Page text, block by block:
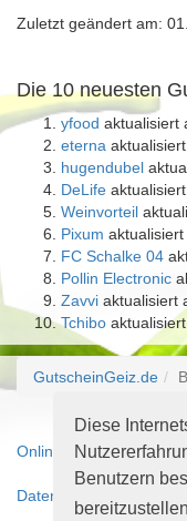
Diese
Benutzern
Zuletzt geändert am:
Die 10 neuesten
yfood aktualisiert
eterna
hugendubel
DeLife
Weinvorteil
Pixum
FC Schalke 04
Pollin Electronic
Zavvi aktualisiert
Tchibo
GutscheinGeiz.de
Online-
Datenschutzerklärung